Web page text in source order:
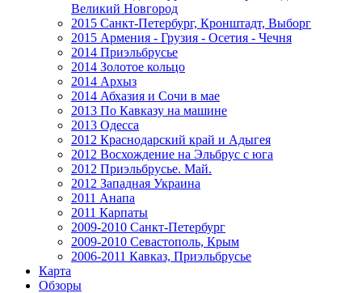
Великий Новгород
2015 Санкт-Петербург, Кронштадт, Выборг
2015 Армения - Грузия - Осетия - Чечня
2014 Приэльбрусье
2014 Золотое кольцо
2014 Архыз
2014 Абхазия и Сочи в мае
2013 По Кавказу на машине
2013 Одесса
2012 Краснодарский край и Адыгея
2012 Восхождение на Эльбрус с юга
2012 Приэльбрусье. Май.
2012 Западная Украина
2011 Анапа
2011 Карпаты
2009-2010 Санкт-Петербург
2009-2010 Севастополь, Крым
2006-2011 Кавказ, Приэльбрусье
Карта
Обзоры